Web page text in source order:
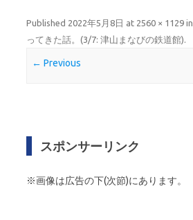
Published 2022年5月8日 at 2560 × 1129 in
ってきた話。(3/7: 津山まなびの鉄道館).
← Previous
スポンサーリンク
※画像は広告の下(次節)にあります。